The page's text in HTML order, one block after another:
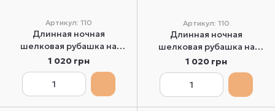
Артикул: 110
Длинная ночная
шелковая рубашка на
бретелях бордовая
Martelle Lingerie 110 XS
1 020 грн
Артикул: 110
Длинная ночная
шелковая рубашка на
бретелях пудровая
Martelle Lingerie 110 XS
1 020 грн